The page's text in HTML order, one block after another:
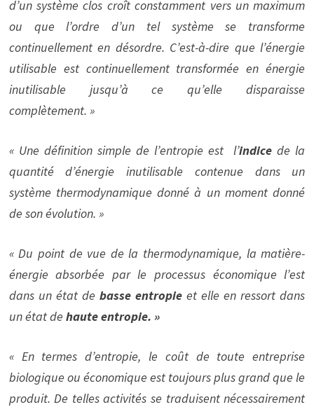
d’un système clos croît constamment vers un maximum
ou que l’ordre d’un tel système se transforme
continuellement en désordre. C’est-à-dire que l’énergie
utilisable est continuellement transformée en énergie
inutilisable jusqu’à ce qu’elle disparaisse
complètement. »
« Une définition simple de l’entropie est l’indicede la
quantité d’énergie inutilisable contenue dans un
système thermodynamique donné à un moment donné
de son évolution. »
« Du point de vue de la thermodynamique, la matière-
énergie absorbée par le processus économique l’est
dans un état de basse entropie et elle en ressort dans
un état de haute entropie. »
« En termes d’entropie, le coût de toute entreprise
biologique ou économique est toujours plus grand que le
produit. De telles activités se traduisent nécessairement